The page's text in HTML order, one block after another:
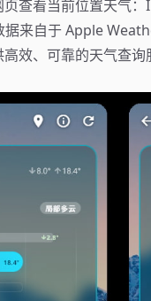
查看当前位置天气
据来自于 Apple
效、可靠的天气查